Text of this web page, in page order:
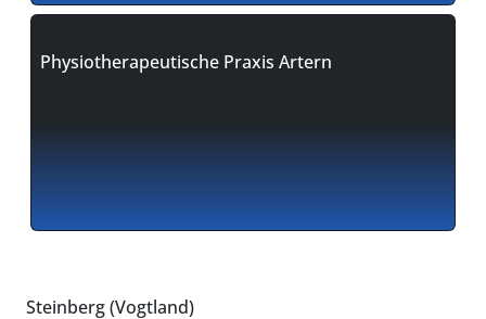
Physiotherapeutische Praxis Artern
Steinberg (Vogtland)